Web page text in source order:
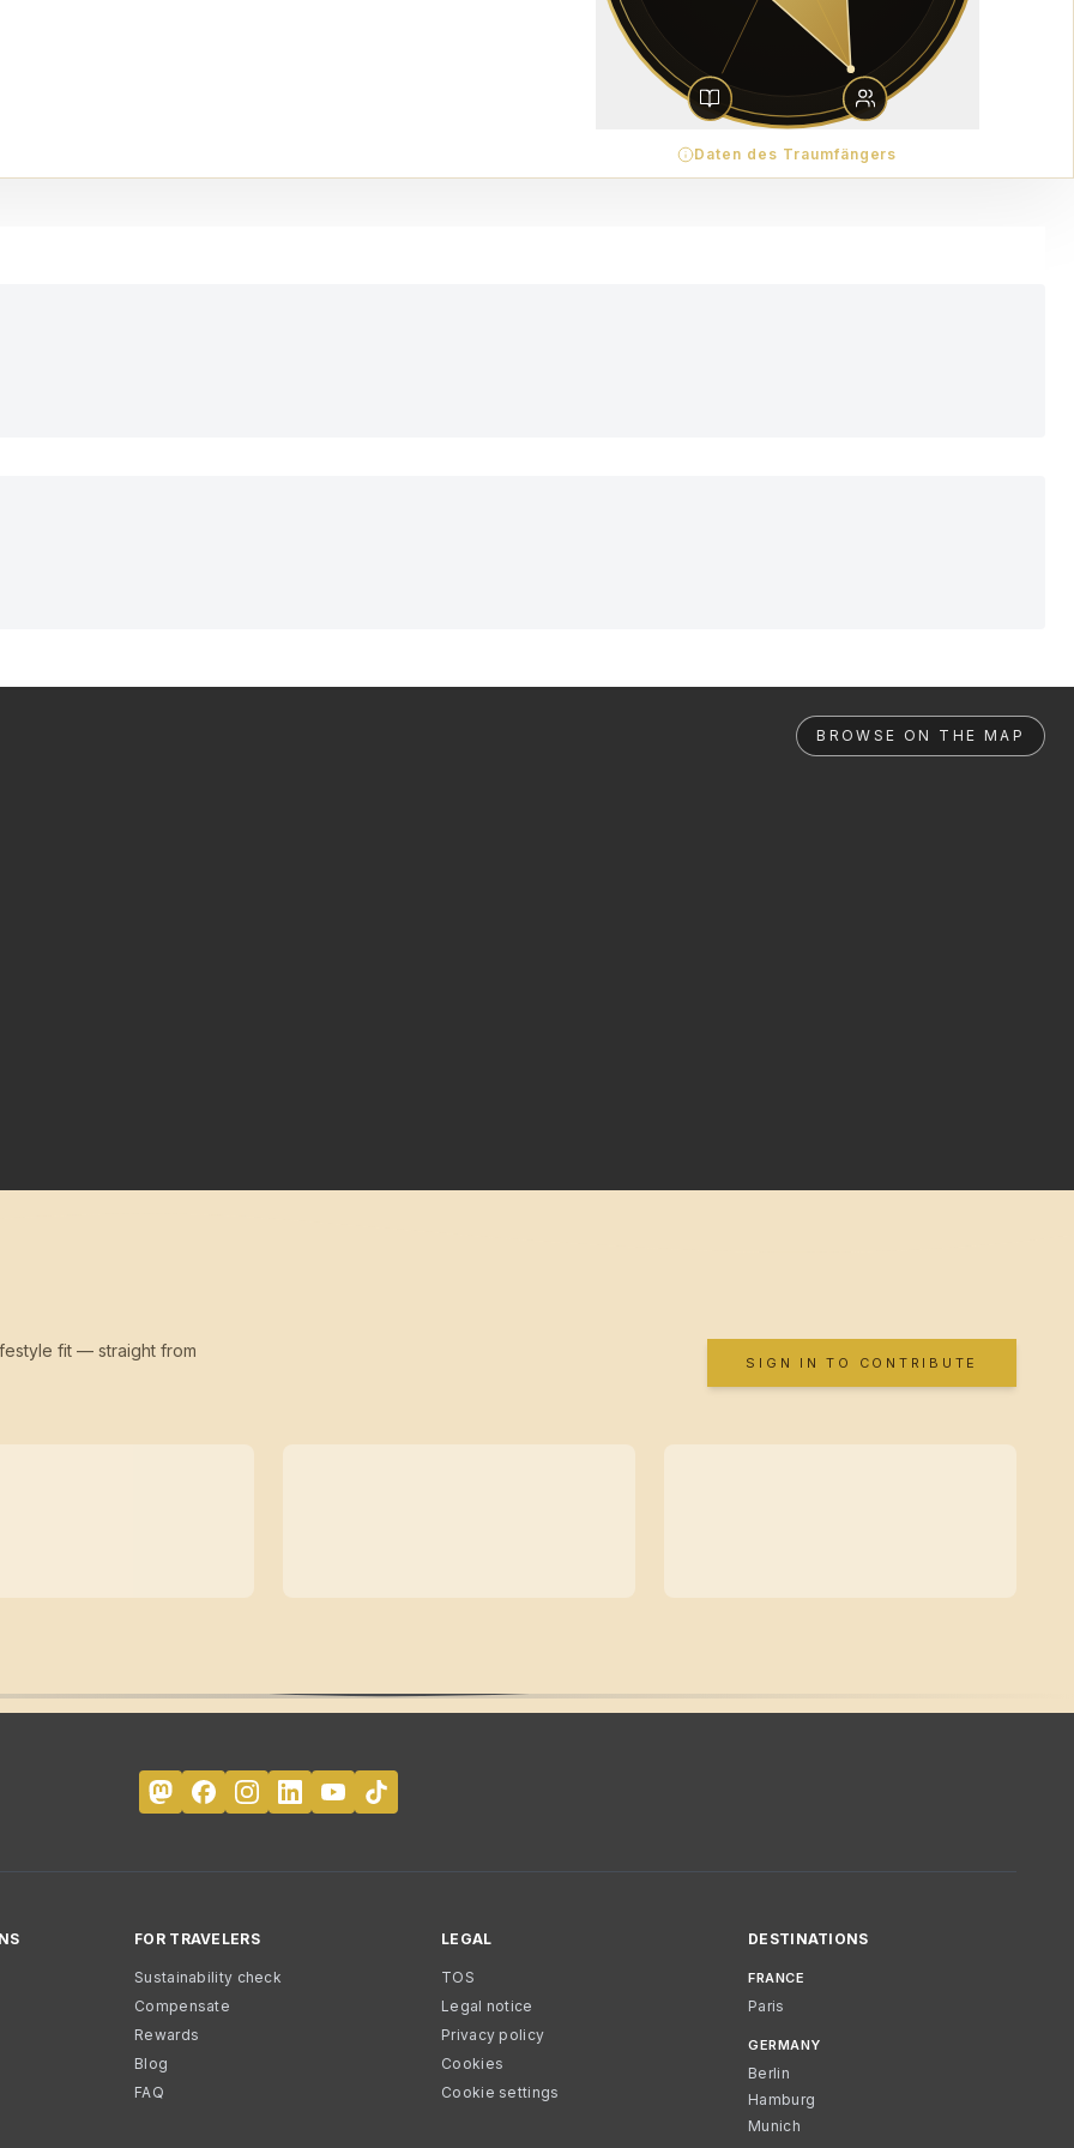
Daten des Traumfängers
BROWSE ON THE MAP
fit — straight from
SIGN IN TO CONTRIBUTE
FOR TRAVELERS
Sustainability check
Compensate
Rewards
Blog
FAQ
LEGAL
TOS
Legal notice
Privacy policy
Cookies
Cookie settings
DESTINATIONS
FRANCE
Paris
GERMANY
Berlin
Hamburg
Munich